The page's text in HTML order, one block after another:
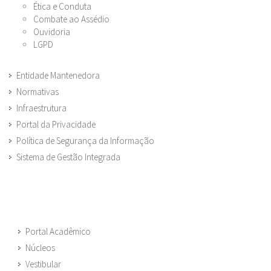
Ética e Conduta
Combate ao Assédio
Ouvidoria
LGPD
Entidade Mantenedora
Normativas
Infraestrutura
Portal da Privacidade
Política de Segurança da Informação
Sistema de Gestão Integrada
Portal Acadêmico
Núcleos
Vestibular